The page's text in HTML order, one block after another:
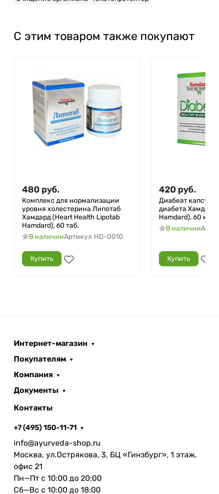
С этим товаром также покупают
480 руб.
Комплекс для нормализации
уровня холестерина Липотаб
Хамдард (Heart Health Lipotab
Hamdard), 60 таб.
В наличииАртикул HD-0010
Купить
420 руб.
Диабеат капсулы
диабета Хамдард
Hamdard), 60
В наличии
Купить
Интернет-магазин
Покупателям
Компания
Документы
Контакты
+7 (495) 150-11-71
info@ayurveda-shop.ru
Москва, ул.Острякова, 3, БЦ «Гинзбург», 1 этаж,
офис 21
Пн—Пт с 10:00 до 20:00
Сб—Вс с 10:00 до 18:00